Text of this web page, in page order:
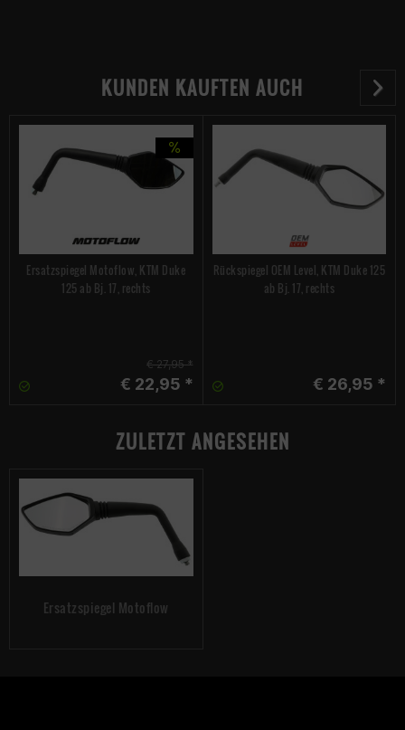
KUNDEN KAUFTEN AUCH
Ersatzspiegel Motoflow, KTM Duke
125 ab Bj. 17, rechts
€ 27,95 *
€ 22,95 *
Rückspiegel OEM Level, KTM Duke 125
ab Bj. 17, rechts
€ 26,95 *
ZULETZT ANGESEHEN
Ersatzspiegel Motoflow